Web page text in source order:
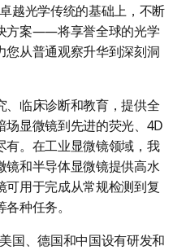
越光学传统的基础上，不断
方案——将享誉全球的光学
从普通观察升华到深刻洞
临床诊断和教育，提供全
显微镜到先进的荧光、4D
有。在工业显微镜领域，我
和半导体显微镜提供高水
用于完成从常规检测到复
种任务。
国、德国和中国设有研发和